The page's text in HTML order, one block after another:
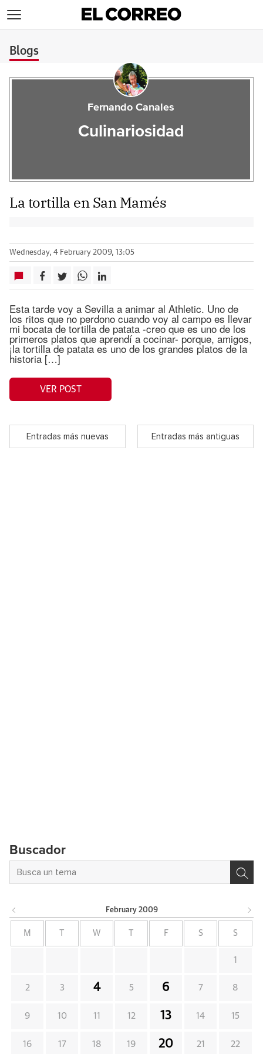
Blogs
Fernando Canales
Culinariosidad
La tortilla en San Mamés
Wednesday, 4 February 2009, 13:05
Esta tarde voy a Sevilla a animar al Athletic. Uno de
los ritos que no perdono cuando voy al campo es llevar
mi bocata de tortilla de patata -creo que es uno de los
primeros platos que aprendí a cocinar- porque, amigos,
¡la tortilla de patata es uno de los grandes platos de la
historia […]
VER POST
Entradas más nuevas Entradas más antiguas
Buscador
February 2009
M W F S S
1
2 3 4 5 6 7 8
9 10 11 12 13 14 15
16 17 18 19 20 21 22